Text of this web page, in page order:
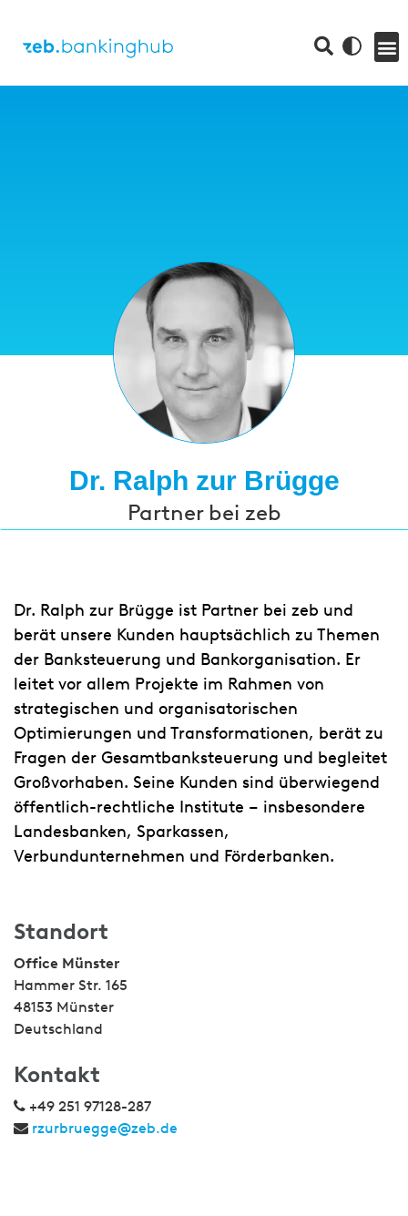
Dr. Ralph zur Brügge
Partner bei zeb
Dr. Ralph zur Brügge ist Partner bei zeb und
berät unsere Kunden hauptsächlich zu Themen
der Banksteuerung und Bankorganisation. Er
leitet vor allem Projekte im Rahmen von
strategischen und organisatorischen
Optimierungen und Transformationen, berät zu
Fragen der Gesamtbanksteuerung und begleitet
Großvorhaben. Seine Kunden sind überwiegend
öffentlich-rechtliche Institute – insbesondere
Landesbanken, Sparkassen,
Verbundunternehmen und Förderbanken.
Standort
Office Münster
Hammer Str. 165
48153 Münster
Deutschland
Kontakt
+49 251 97128-287
rzurbruegge@zeb.de